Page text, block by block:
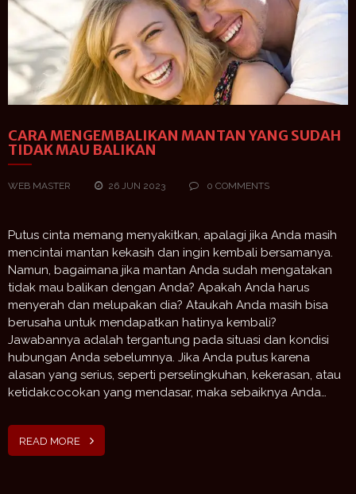
CARA MENGEMBALIKAN MANTAN YANG SUDAH
TIDAK MAU BALIKAN
WEB MASTER 26 JUN 2023 0 COMMENTS
Putus cinta memang menyakitkan, apalagi jika Anda masih
mencintai mantan kekasih dan ingin kembali bersamanya.
Namun, bagaimana jika mantan Anda sudah mengatakan
tidak mau balikan dengan Anda? Apakah Anda harus
menyerah dan melupakan dia? Ataukah Anda masih bisa
berusaha untuk mendapatkan hatinya kembali?
Jawabannya adalah tergantung pada situasi dan kondisi
hubungan Anda sebelumnya. Jika Anda putus karena
alasan yang serius, seperti perselingkuhan, kekerasan, atau
ketidakcocokan yang mendasar, maka sebaiknya Anda…
READ MORE